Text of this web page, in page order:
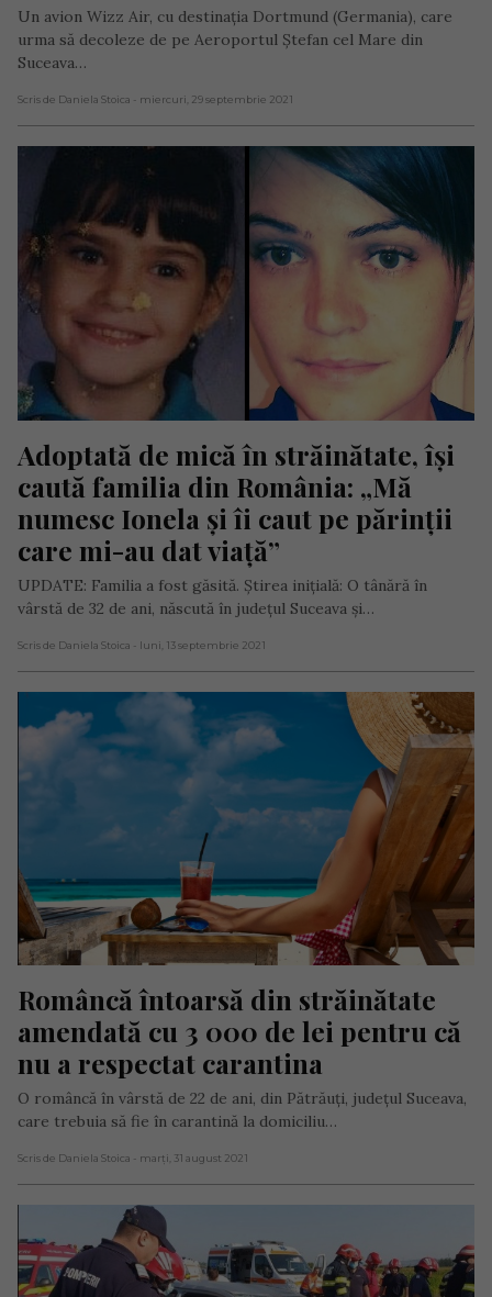
Un avion Wizz Air, cu destinația Dortmund (Germania), care
urma să decoleze de pe Aeroportul Ștefan cel Mare din
Suceava…
Scris de Daniela Stoica - miercuri, 29 septembrie 2021
Adoptată de mică în străinătate, își
caută familia din România: „Mă
numesc Ionela și îi caut pe părinții
care mi-au dat viață”
UPDATE: Familia a fost găsită. Știrea inițială: O tânără în
vârstă de 32 de ani, născută în județul Suceava și…
Scris de Daniela Stoica - luni, 13 septembrie 2021
Româncă întoarsă din străinătate
amendată cu 3 000 de lei pentru că
nu a respectat carantina
O româncă în vârstă de 22 de ani, din Pătrăuți, județul Suceava,
care trebuia să fie în carantină la domiciliu…
Scris de Daniela Stoica - marți, 31 august 2021